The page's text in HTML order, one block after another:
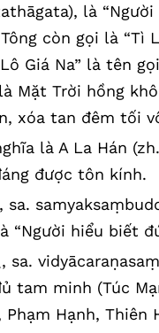
là
còn gọi là “Tì
Giá Na” là tên
Mặt Trời hồng
xóa tan đêm tối
là A La Hán
được tôn kính.
sa.
“Người hiểu biết
, sa.
tam minh (Túc
Hạnh, Thiên